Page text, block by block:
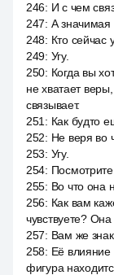
246: И с чем
247: А значимая
248: Кто сейчас
249: Угу.
250: Когда вы
не хватает
связывает.
251 : Как будто
252: Не веря во
253: Угу.
254:
255: Во что она
256: Как вам
чувствуете?
257: Вам же
258: Её влияние
фигура